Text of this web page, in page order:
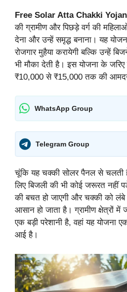
Free Solar Atta Chakki
की ग्रामीण और पिछड़े वर्ग की
देना और उन्हें समृद्ध बनाना। यह
रोजगार मुहैया करायेगी बल्कि उन्हें
भी मौका देती है। इस योजना के जरिए
₹10,000 से ₹15,000 तक की
WhatsApp Group
Telegram Group
चूंकि यह चक्की सोलर पैनल से चलती
लिए बिजली की भी कोई जरूरत नहीं
की बचत हो जाएगी और चक्की को
आसान हो जाता है। ग्रामीण क्षेत्रों में
एक बड़ी परेशानी है, वहां यह योजना
आई है।